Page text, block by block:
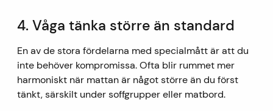
4. Våga tänka större än standard
En av de stora fördelarna med specialmått är att du
inte behöver kompromissa. Ofta blir rummet mer
harmoniskt när mattan är något större än du först
tänkt, särskilt under soffgrupper eller matbord.